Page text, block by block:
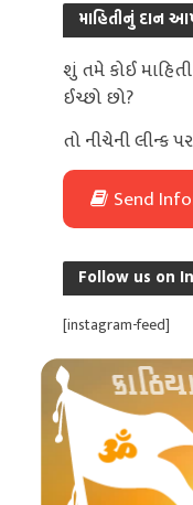
માહિતીનું દાન
શું તમે કોઈ
ઈચ્છો છો?
તો નીચેની લીન્ક
Send
Follow us on
[instagram-feed]